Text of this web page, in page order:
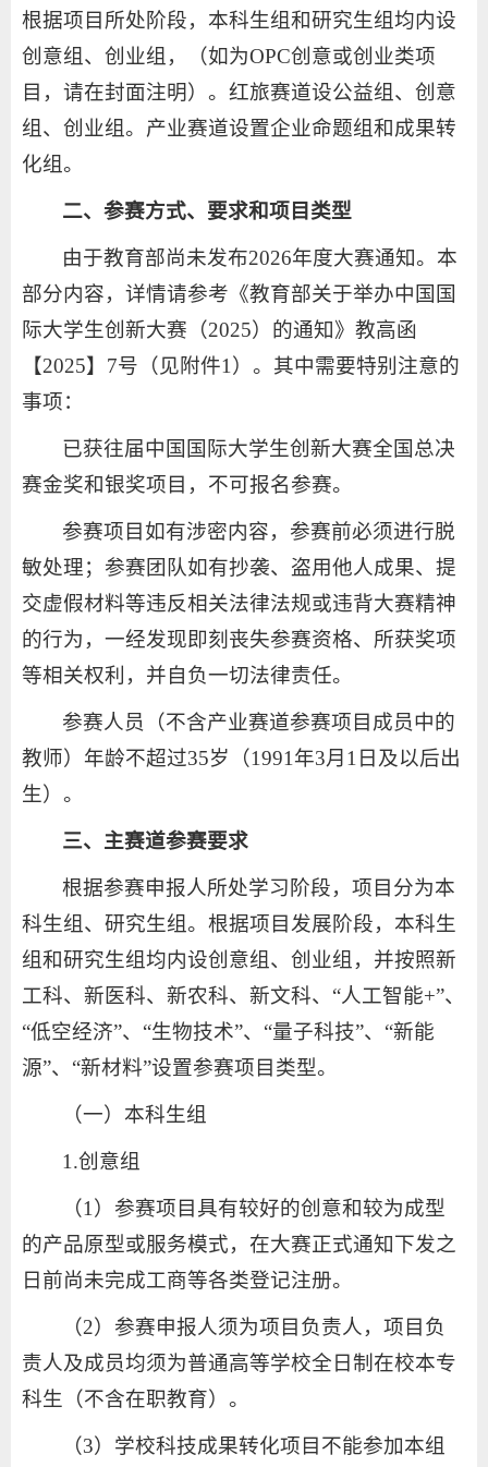
根据项目所处阶段，本科生组和研究生组均内设
创意组、创业组，（如为OPC创意或创业类项
目，请在封面注明）。红旅赛道设公益组、创意
组、创业组。产业赛道设置企业命题组和成果转
化组。
二、参赛方式、要求和项目类型
由于教育部尚未发布2026年度大赛通知。本
部分内容，详情请参考《教育部关于举办中国国
际大学生创新大赛（2025）的通知》教高函
【2025】7号（见附件1）。其中需要特别注意的
事项：
已获往届中国国际大学生创新大赛全国总决
赛金奖和银奖项目，不可报名参赛。
参赛项目如有涉密内容，参赛前必须进行脱
敏处理；参赛团队如有抄袭、盗用他人成果、提
交虚假材料等违反相关法律法规或违背大赛精神
的行为，一经发现即刻丧失参赛资格、所获奖项
等相关权利，并自负一切法律责任。
参赛人员（不含产业赛道参赛项目成员中的
教师）年龄不超过35岁（1991年3月1日及以后出
生）。
三、主赛道参赛要求
根据参赛申报人所处学习阶段，项目分为本
科生组、研究生组。根据项目发展阶段，本科生
组和研究生组均内设创意组、创业组，并按照新
工科、新医科、新农科、新文科、“人工智能+”、
“低空经济”、“生物技术”、“量子科技”、“新能
源”、“新材料”设置参赛项目类型。
（一）本科生组
1.创意组
（1）参赛项目具有较好的创意和较为成型
的产品原型或服务模式，在大赛正式通知下发之
日前尚未完成工商等各类登记注册。
（2）参赛申报人须为项目负责人，项目负
责人及成员均须为普通高等学校全日制在校本专
科生（不含在职教育）。
（3）学校科技成果转化项目不能参加本组